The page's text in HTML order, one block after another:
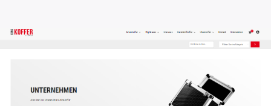
SEITE
SEITESEITESEITESEITE